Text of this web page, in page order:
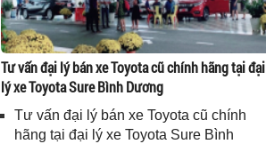
Tư vấn đại lý bán xe Toyota cũ chính hãng tại đại
lý xe Toyota Sure Bình Dương
Tư vấn đại lý bán xe Toyota cũ chính
hãng tại đại lý xe Toyota Sure Bình